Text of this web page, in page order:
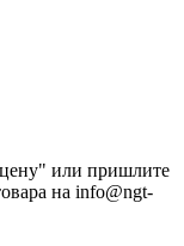
или пришлите
на info@ngt-